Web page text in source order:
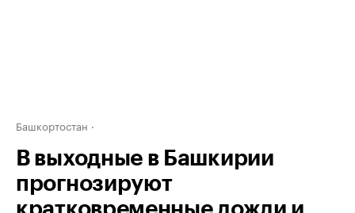
Башкортостан
В выходные в Башкирии
прогнозируют